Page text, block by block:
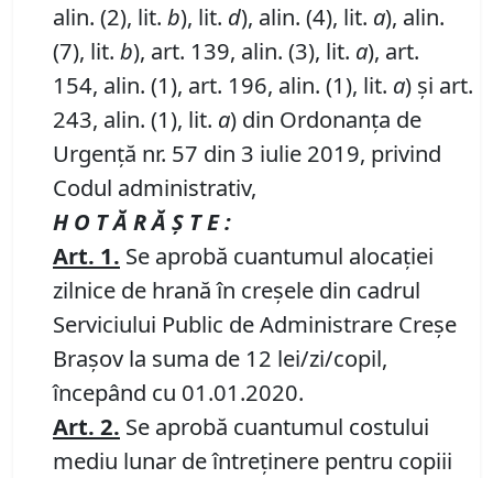
alin. (2), lit. b), lit. d), alin. (4), lit. a), alin.
(7), lit. b), art. 139, alin. (3), lit. a), art.
154, alin. (1), art. 196, alin. (1), lit. a) și art.
243, alin. (1), lit. a) din Ordonanța de
Urgență nr. 57 din 3 iulie 2019, privind
Codul administrativ,
H O T Ă R Ă Ş T E :
Art. 1. Se aprobă cuantumul alocației
zilnice de hrană în creșele din cadrul
Serviciului Public de Administrare Creșe
Brașov la suma de 12 lei/zi/copil,
începând cu 01.01.2020.
Art. 2. Se aprobă cuantumul costului
mediu lunar de întreținere pentru copiii